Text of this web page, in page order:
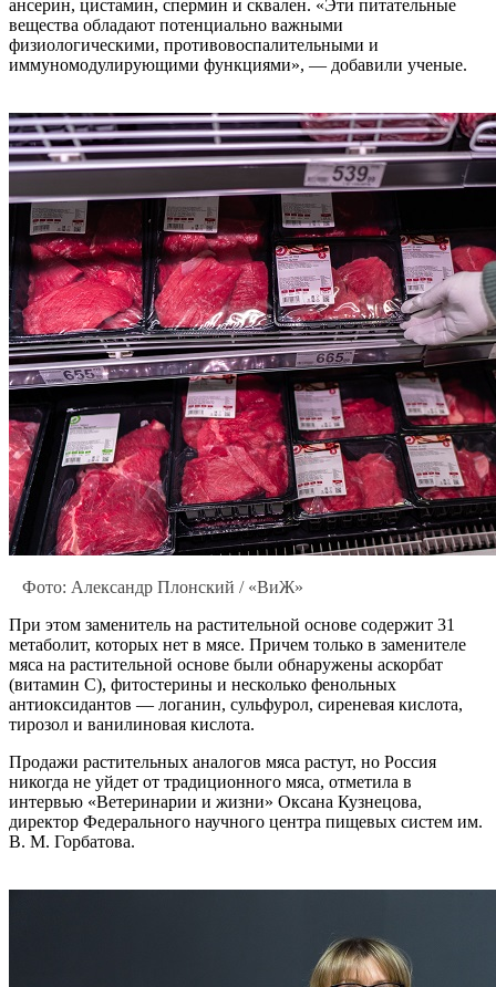
ансерин, цистамин, спермин и сквален. «Эти питательные
вещества обладают потенциально важными
физиологическими, противовоспалительными и
иммуномодулирующими функциями», — добавили ученые.
Фото: Александр Плонский / «ВиЖ»
При этом заменитель на растительной основе содержит 31
метаболит, которых нет в мясе. Причем только в заменителе
мяса на растительной основе были обнаружены аскорбат
(витамин С), фитостерины и несколько фенольных
антиоксидантов — логанин, сульфурол, сиреневая кислота,
тирозол и ванилиновая кислота.
Продажи растительных аналогов мяса растут, но Россия
никогда не уйдет от традиционного мяса, отметила в
интервью «Ветеринарии и жизни» Оксана Кузнецова,
директор Федерального научного центра пищевых систем им.
В. М. Горбатова.